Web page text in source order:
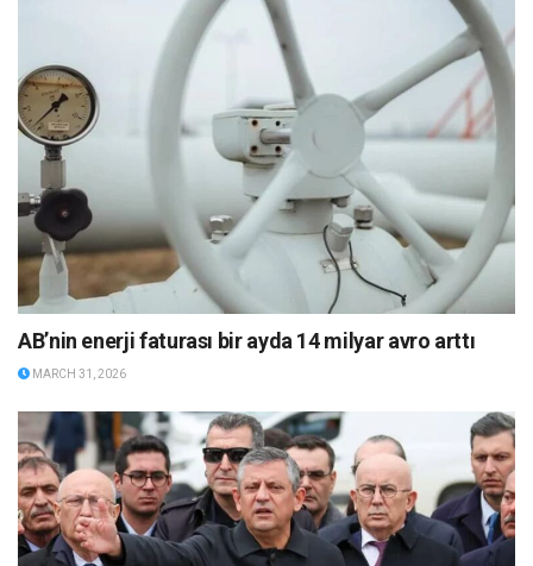
AB’nin enerji faturası bir ayda 14 milyar avro arttı
MARCH 31, 2026